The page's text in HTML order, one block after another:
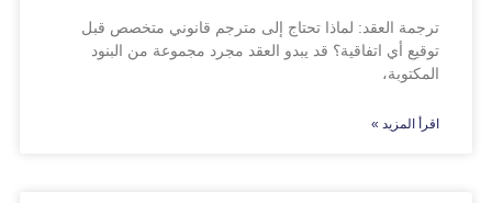
ترجمة العقد: لماذا تحتاج إلى مترجم قانوني متخصص قبل
توقيع أي اتفاقية؟ قد يبدو العقد مجرد مجموعة من البنود
المكتوبة،
اقرأ المزيد »